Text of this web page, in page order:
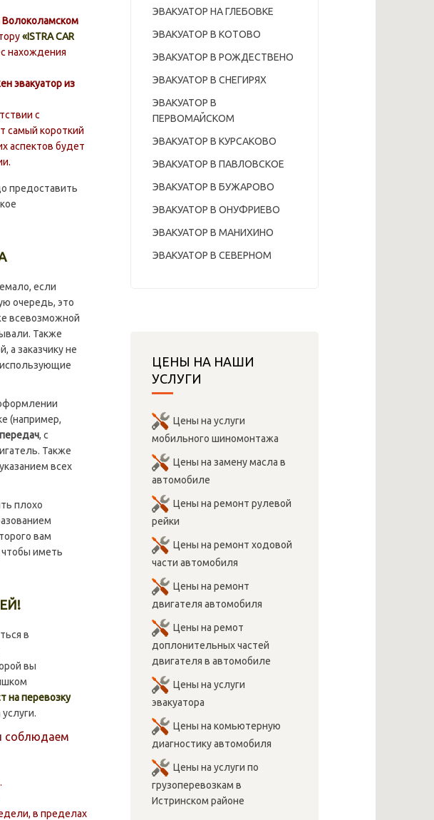
Волоколамском
«ISTRA CAR
нахождения
эвакуатор из
с
самый короткий
аспектов будет
предоставить
если
очередь, это
всевозможной
Также
а заказчику не
(например,
передач, с
Также
всех
плохо
вам
иметь
в
вы
на перевозку
соблюдаем
в пределах
ЭВАКУАТОР НА ГЛЕБОВКЕ
ЭВАКУАТОР В КОТОВО
ЭВАКУАТОР В РОЖДЕСТВЕНО
ЭВАКУАТОР В СНЕГИРЯХ
ЭВАКУАТОР В
ПЕРВОМАЙСКОМ
ЭВАКУАТОР В КУРСАКОВО
ЭВАКУАТОР В ПАВЛОВСКОЕ
ЭВАКУАТОР В БУЖАРОВО
ЭВАКУАТОР В ОНУФРИЕВО
ЭВАКУАТОР В МАНИХИНО
ЭВАКУАТОР В СЕВЕРНОМ
ЦЕНЫ НА НАШИ
УСЛУГИ
Цены на услуги
мобильного шиномонтажа
Цены на замену масла в
автомобиле
Цены на ремонт рулевой
рейки
Цены на ремонт ходовой
части автомобиля
Цены на ремонт
двигателя автомобиля
Цены на ремот
доплонительных частей
двигателя в автомобиле
Цены на услуги
эвакуатора
Цены на комьютерную
диагностику автомобиля
Цены на услуги по
грузоперевозкам в
Истринском районе